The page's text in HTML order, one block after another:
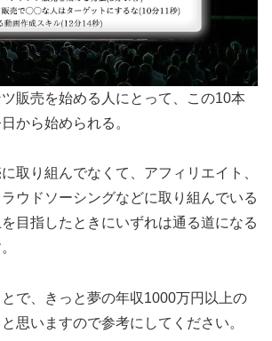
販売を始める人にとって、この10本
から始められる。
取り組んでなくて、アフィリエイト、
ウドソーシングなどに取り組んでいる
目指したときにいずれは通る道になる
で、きっと夢の年収1000万円以上の
思いますので参考にしてください。